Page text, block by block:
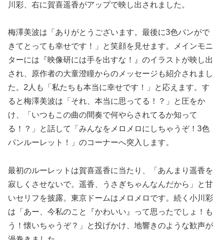
川彩、右に賀喜遥香がアップで映し出されました。
梅澤美波は「ありがとうございます。最後に3色パンがで
きてとっても幸せです！」と笑顔を見せます。メインモニ
ターには『映像研には手を出すな！』のイラストが映し出
され、原作者の大童澄瞳からのメッセージも紹介されまし
た。2人も「私たちも本当に幸せです！」と応えます。す
ると梅澤美波は「それ、本当に思ってる！？」と圧をか
け、「いつもこの曲の間奏で何やらされてるか知って
る！？」と話して「みんなをメロメロにしちゃうぞ！3色
パンルーレット！」のコーナーへ突入します。
最初のルーレットは賀喜遥香に当たり、「あんまり遥香を
寂しくさせないで。遥香、うさぎちゃんなんだから」と甘
いセリフを披露。東京ドームはメロメロです。続く小川彩
は「あー、今私のこと『かわいい』って思ったでしょ！も
う！懐いちゃうぞ？」と投げかけ、地響きのような歓声が